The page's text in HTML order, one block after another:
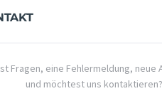
Fragen, eine Fehlermeldung, neue
und möchtest uns kontaktieren?